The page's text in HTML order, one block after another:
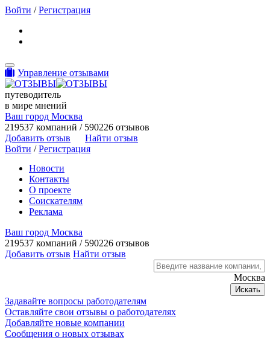
Войти /Регистрация
Toggle navigation
Управление отзывами
путеводитель
в мире мнений
Ваш город Москва
219537 компаний / 590226 отзывов
Добавить отзыв
Найти отзыв
Войти /Регистрация
Новости
Контакты
О проекте
Соискателям
Реклама
Ваш город Москва
219537 компаний / 590226 отзывов
Добавить отзыв Найти отзыв
Москва
Искать
Задавайте вопросы работодателям
Оставляйте свои отзывы о работодателях
Добавляйте новые компании
Сообщения о новых отзывах